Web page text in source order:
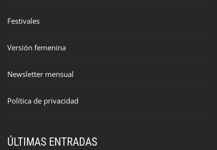
Festivales
Versión femenina
Newsletter mensual
Política de privacidad
ÚLTIMAS ENTRADAS